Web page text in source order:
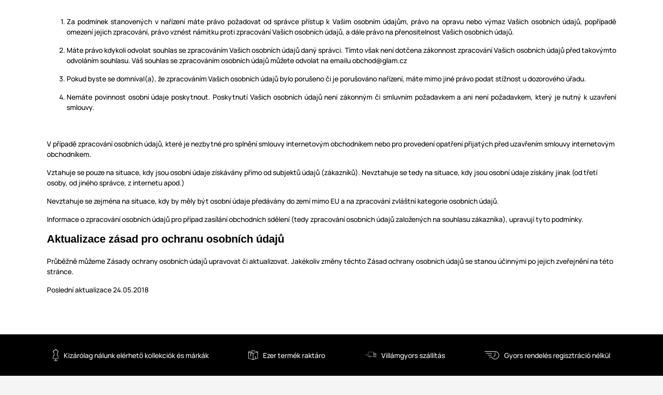
Za podmínek stanovených v nařízení máte právo požadovat od správce přístup k Vašim osobním údajům, právo na opravu nebo výmaz Vašich osobních údajů, popřípadě
omezení jejich zpracování, právo vznést námitku proti zpracování Vašich osobních údajů, a dále právo na přenositelnost Vašich osobních údajů.
Máte právo kdykoli odvolat souhlas se zpracováním Vašich osobních údajů daný správci. Tímto však není dotčena zákonnost zpracování Vašich osobních údajů před takovýmto
odvoláním souhlasu. Váš souhlas se zpracováním osobních údajů můžete odvolat na emailu obchod@glam.cz
Pokud byste se domníval(a), že zpracováním Vašich osobních údajů bylo porušeno či je porušováno nařízení, máte mimo jiné právo podat stížnost u dozorového úřadu.
Nemáte povinnost osobní údaje poskytnout. Poskytnutí Vašich osobních údajů není zákonným či smluvním požadavkem a ani není požadavkem, který je nutný k uzavření
smlouvy.
V případě zpracování osobních údajů, které je nezbytné pro splnění smlouvy internetovým obchodníkem nebo pro provedení opatření přijatých před uzavřením smlouvy internetovým
obchodníkem.
Vztahuje se pouze na situace, kdy jsou osobní údaje získávány přímo od subjektů údajů (zákazníků). Nevztahuje se tedy na situace, kdy jsou osobní údaje získány jinak (od třetí
osoby, od jiného správce, z internetu apod.)
Nevztahuje se zejména na situace, kdy by měly být osobní údaje předávány do zemí mimo EU a na zpracování zvláštní kategorie osobních údajů.
Informace o zpracování osobních údajů pro případ zasílání obchodních sdělení (tedy zpracování osobních údajů založených na souhlasu zákazníka), upravují tyto podmínky.
Aktualizace zásad pro ochranu osobních údajů
Průběžně můžeme Zásady ochrany osobních údajů upravovat či aktualizovat. Jakékoliv změny těchto Zásad ochrany osobních údajů se stanou účinnými po jejich zveřejnění na této
stránce.
Poslední aktualizace 24.05.2018
Kizárólag nálunk elérhető kollekciók és márkák Ezer termék raktáro Villámgyors szállítás Gyors rendelés regisztráció nélkül